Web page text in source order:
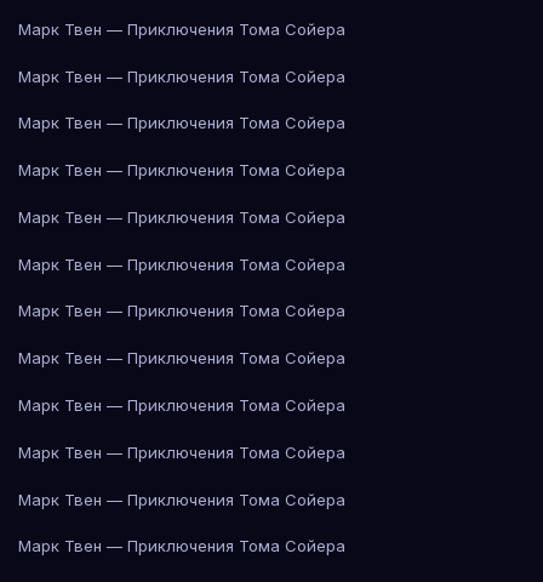
Марк Твен — Приключения Тома Сойера
Марк Твен — Приключения Тома Сойера
Марк Твен — Приключения Тома Сойера
Марк Твен — Приключения Тома Сойера
Марк Твен — Приключения Тома Сойера
Марк Твен — Приключения Тома Сойера
Марк Твен — Приключения Тома Сойера
Марк Твен — Приключения Тома Сойера
Марк Твен — Приключения Тома Сойера
Марк Твен — Приключения Тома Сойера
Марк Твен — Приключения Тома Сойера
Марк Твен — Приключения Тома Сойера